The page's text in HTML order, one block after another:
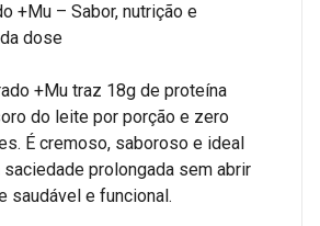
+Mu – Sabor, nutrição e
dose
+Mu traz 18g de proteína
do leite por porção e zero
É cremoso, saboroso e ideal
saciedade prolongada sem abrir
saudável e funcional.